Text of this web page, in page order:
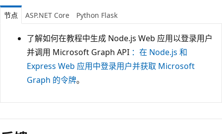
节点 ASP.NET Core Python Flask
了解如何在教程中生成 Node.js Web 应用以登录用户
并调用 Microsoft Graph API ：在 Node.js 和
Express Web 应用中登录用户并获取 Microsoft
Graph 的令牌。